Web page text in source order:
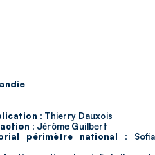
: Thierry Dauxois
: Jérôme Guilbert
périmètre national : Sofia